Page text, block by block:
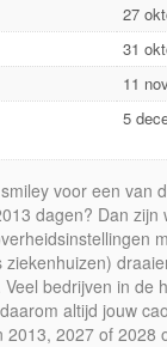
27
31
11
5
voor een van
dagen? Dan zijn
ziekenhuizen)
bedrijven in de
altijd jouw
2013, 2027 of 2028